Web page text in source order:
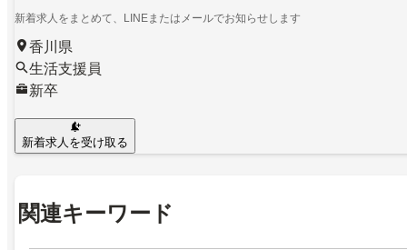
新着求人をまとめて、LINEまたはメールでお知らせします
香川県
生活支援員
新卒
新着求人を受け取る
関連キーワード